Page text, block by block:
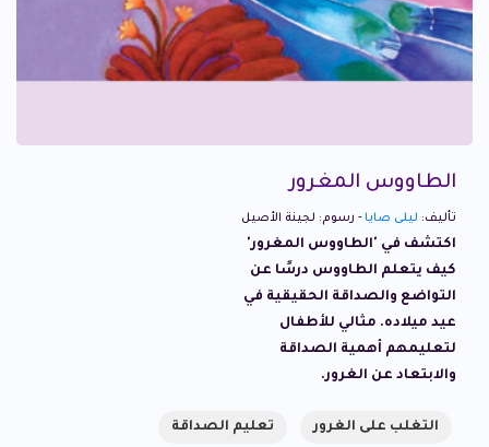
الطاووس المغرور
تأليف: ليلى صايا - رسوم: لجينة الأصيل
اكتشف في 'الطاووس المغرور'
كيف يتعلم الطاووس درسًا عن
التواضع والصداقة الحقيقية في
عيد ميلاده. مثالي للأطفال
لتعليمهم أهمية الصداقة
والابتعاد عن الغرور.
التغلب على الغرور تعليم الصداقة